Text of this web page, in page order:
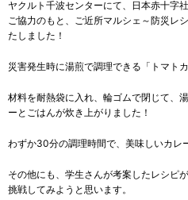
ヤクルト千波センターにて、日本赤十字
ご協力のもと、ご近所マルシェ～防災レ
たしました！
災害発生時に湯煎で調理できる「トマト
材料を耐熱袋に入れ、輪ゴムで閉じて、
ーとごはんが炊き上がりました！
わずか30分の調理時間で、美味しいカレ
その他にも、学生さんが考案したレシピ
挑戦してみようと思います。